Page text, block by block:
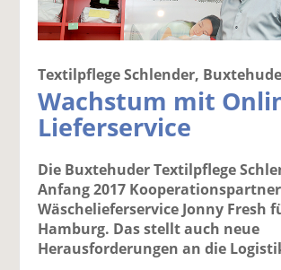
Textilpflege Schlender, Buxtehude
Wachstum mit
Lieferservice
Die Buxtehuder Textilpflege
Anfang 2017
Wäschelieferservice Jonny Fresh
Hamburg. Das stellt auch neue
Herausforderungen an die